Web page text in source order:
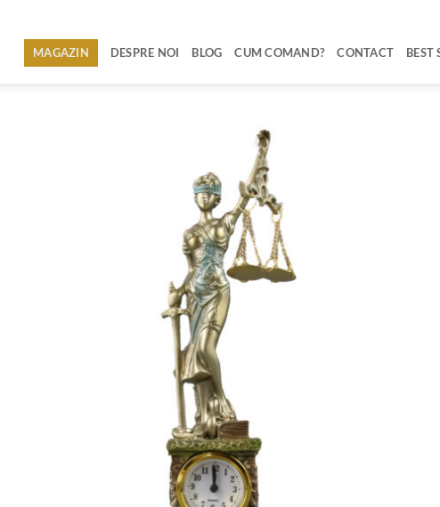
MAGAZIN DESPRE NOI BLOG CUM COMAND? CONTACT BEST